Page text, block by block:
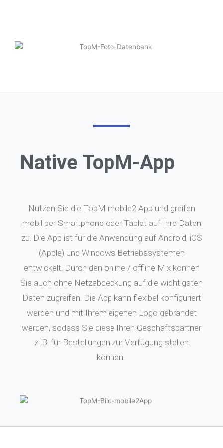
Native TopM-App
Nutzen Sie die TopM mobile2 App und greifen
mobil per Smartphone oder Tablet auf Ihre Daten
zu. Die App ist für die Anwendung auf Android, iOS
(Apple) und Windows Betriebssystemen
entwickelt. Durch den online / offline Mix können
Sie auch ohne Netzabdeckung auf die wichtigsten
Daten zugreifen. Die App kann flexibel konfiguriert
werden und mit Ihrem eigenen Logo gebrandet
werden, sodass Sie diese Ihren Geschäftspartner
z. B. für Bestellungen zur Verfügung stellen
können.